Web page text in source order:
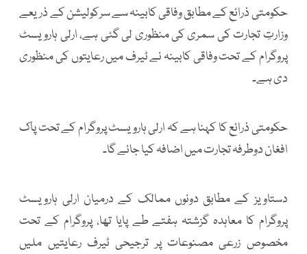
حکومتی ذرائع کے مطابق وفاقی کابینہ سے سرکولیشن کے ذریعے
وزارتِ تجارت کی سمری کی منظوری لی گئی ہے، ارلی ہارویسٹ
پروگرام کے تحت وفاقی کابینہ نے ٹیرف میں رعایتوں کی منظوری
دی ہے۔
حکومتی ذرائع کا کہنا ہے کہ ارلی ہارویسٹ پروگرام کے تحت پاک
افغان دوطرفہ تجارت میں اضافہ کیا جائے گا۔
دستاویز کے مطابق دونوں ممالک کے درمیان ارلی ہارویسٹ
پروگرام کا معاہدہ گزشتہ ہفتے طے پایا تھا، پروگرام کے تحت
مخصوص زرعی مصنوعات پر ترجیحی ٹیرف رعایتیں ملیں